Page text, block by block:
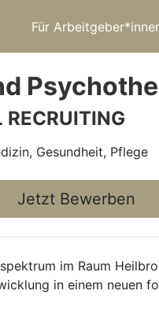
Für
RECRUITING
Gesundheit, Pflege
Jetzt Bewerben
im Raum
in einem neuen